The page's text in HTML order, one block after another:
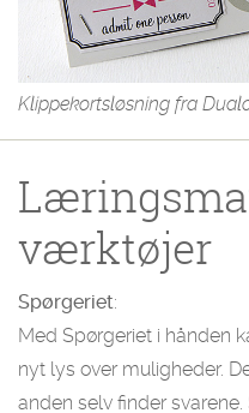
Klippekortsløsning fra
værktøjer
Spørgeriet:
Med Spørgeriet i hånden
nyt lys over muligheder.
anden selv finder